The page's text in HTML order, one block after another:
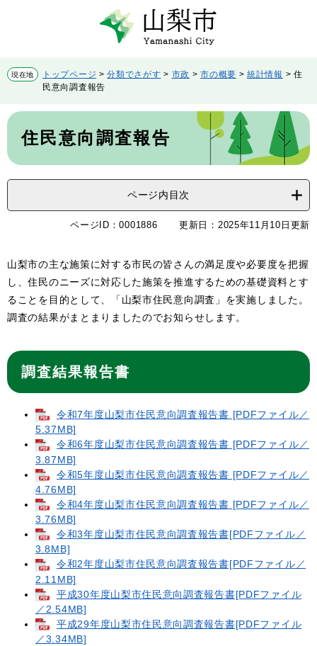
先
頭
す。
を
飛
て
文
現在地 トップページ >分類でさがす > 市政 >市の概要 >統計情報 > 住
民意向調査報告
本
住民意向調査報告
ページ内目次
ページID：0001886 更新日：2025年11月10日更新
山梨市の主な施策に対する市民の皆さんの満足度や必要度を把握
し、住民のニーズに対応した施策を推進するための基礎資料とす
ることを目的として、「山梨市住民意向調査」を実施しました。
調査の結果がまとまりましたのでお知らせします。
調査結果報告書
令和7年度山梨市住民意向調査報告書 [PDFファイル／
5.37MB]
令和6年度山梨市住民意向調査報告書 [PDFファイル／
3.87MB]
令和5年度山梨市住民意向調査報告書 [PDFファイル／
4.76MB]
令和4年度山梨市住民意向調査報告書 [PDFファイル／
3.76MB]
令和3年度山梨市住民意向調査報告書[PDFファイル／
3.8MB]
令和2年度山梨市住民意向調査報告書[PDFファイル／
2.11MB]
平成30年度山梨市住民意向調査報告書[PDFファイル
／2.54MB]
平成29年度山梨市住民意向調査報告書[PDFファイル
／3.34MB]